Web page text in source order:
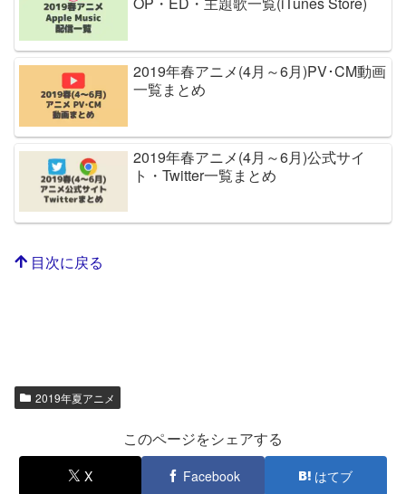
2019年春アニメ(4月～6月)PV･CM動画
一覧まとめ
2019年春アニメ(4月～6月)公式サイ
ト・Twitter一覧まとめ
目次に戻る
2019年夏アニメ
このページをシェアする
X Facebook はてブ